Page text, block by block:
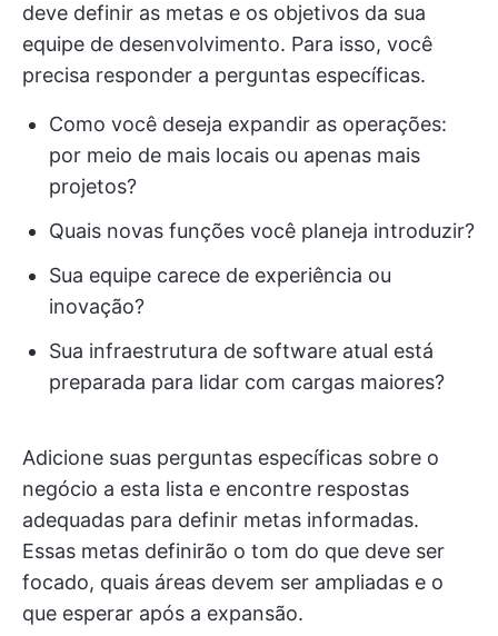
deve definir as metas e os objetivos da sua
equipe de desenvolvimento. Para isso, você
precisa responder a perguntas específicas.
Como você deseja expandir as operações:
por meio de mais locais ou apenas mais
projetos?
Quais novas funções você planeja introduzir?
Sua equipe carece de experiência ou
inovação?
Sua infraestrutura de software atual está
preparada para lidar com cargas maiores?
Adicione suas perguntas específicas sobre o
negócio a esta lista e encontre respostas
adequadas para definir metas informadas.
Essas metas definirão o tom do que deve ser
focado, quais áreas devem ser ampliadas e o
que esperar após a expansão.